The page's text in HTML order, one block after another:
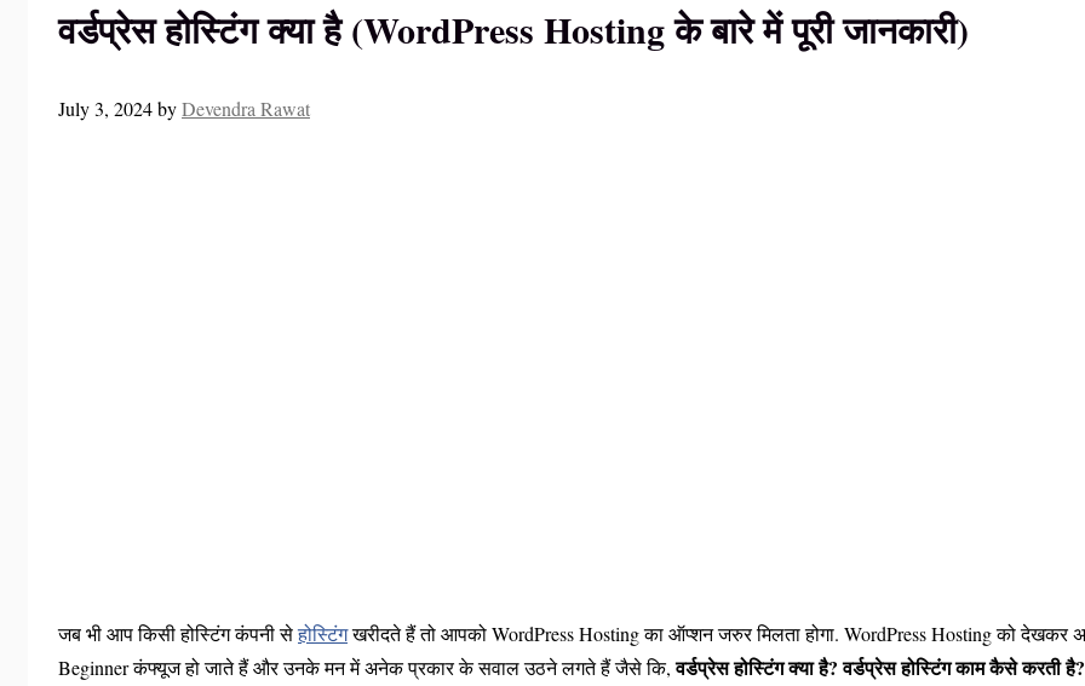
वर्डप्रेस होस्टिंग क्या है (WordPress Hosting के बारे में पूरी जानकारी)
July 3, 2024byDevendra Rawat
जब भी आप किसी होस्टिंग कंपनी सेहोस्टिंगखरीदते हैं तो आपको WordPress Hosting का ऑप्शन जरुर मिलता होगा. WordPress Hosting को देखकर
Beginner कंफ्यूज हो जाते हैं और उनके मन में अनेक प्रकार के सवाल उठने लगते हैं जैसे कि,वर्डप्रेस होस्टिंग क्या है? वर्डप्रेस होस्टिंग काम कैसे करती है?